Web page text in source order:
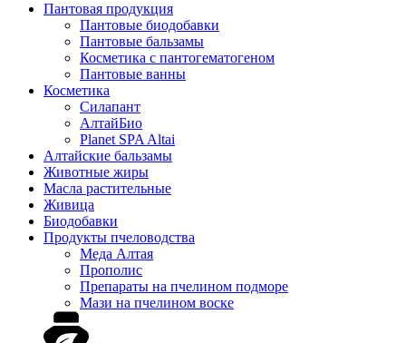
Пантовая продукция
Пантовые биодобавки
Пантовые бальзамы
Косметика с пантогематогеном
Пантовые ванны
Косметика
Силапант
АлтайБио
Planet SPA Altai
Алтайские бальзамы
Животные жиры
Масла растительные
Живица
Биодобавки
Продукты пчеловодства
Меда Алтая
Прополис
Препараты на пчелином подморе
Мази на пчелином воске